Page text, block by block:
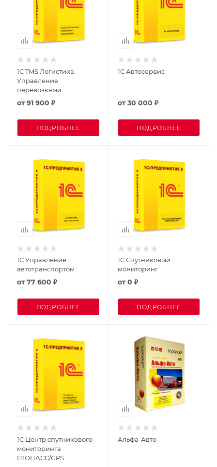
1С TMS Логистика.
Управление
перевозками
от91 900 ₽
ПОДРОБНЕЕ
1С Автосервис
от30 000 ₽
ПОДРОБНЕЕ
1С Управление
автотранспортом
от77 600 ₽
ПОДРОБНЕЕ
1С Спутниковый
мониторинг
от0 ₽
ПОДРОБНЕЕ
1С Центр спутникового
мониторинга
ГЛОНАСС/GPS
Альфа-Авто